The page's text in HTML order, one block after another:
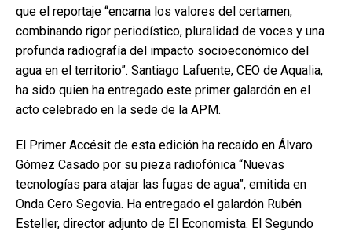
que el reportaje “encarna los valores del certamen,
combinando rigor periodístico, pluralidad de voces y una
profunda radiografía del impacto socioeconómico del
agua en el territorio”. Santiago Lafuente, CEO de Aqualia,
ha sido quien ha entregado este primer galardón en el
acto celebrado en la sede de la APM.
El Primer Accésit de esta edición ha recaído en Álvaro
Gómez Casado por su pieza radiofónica “Nuevas
tecnologías para atajar las fugas de agua”, emitida en
Onda Cero Segovia. Ha entregado el galardón Rubén
Esteller, director adjunto de El Economista. El Segundo